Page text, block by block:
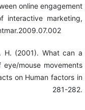
online engagement
interactive marketing,
H. (2001). What can a
mouse movements
on Human factors in
281-282.